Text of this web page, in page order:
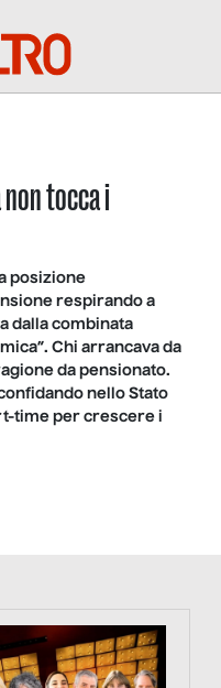
tocca i
posizione
respirando a
dalla combinata
Chi arrancava da
da pensionato.
nello Stato
time per crescere i